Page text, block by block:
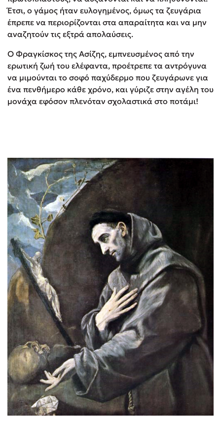
Έτσι, ο γάμος ήταν ευλογημένος, όμως τα ζευγάρια
έπρεπε να περιορίζονται στα απαραίτητα και να μην
αναζητούν τις εξτρά απολαύσεις.
Ο Φραγκίσκος της Ασίζης, εμπνευσμένος από την
ερωτική ζωή του ελέφαντα, προέτρεπε τα αντρόγυνα
να μιμούνται το σοφό παχύδερμο που ζευγάρωνε για
ένα πενθήμερο κάθε χρόνο, και γύριζε στην αγέλη του
μονάχα εφόσον πλενόταν σχολαστικά στο ποτάμι!